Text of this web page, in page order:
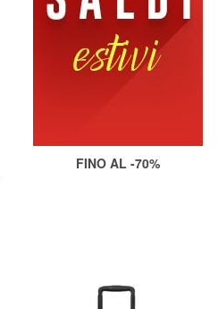
FINO AL -70%